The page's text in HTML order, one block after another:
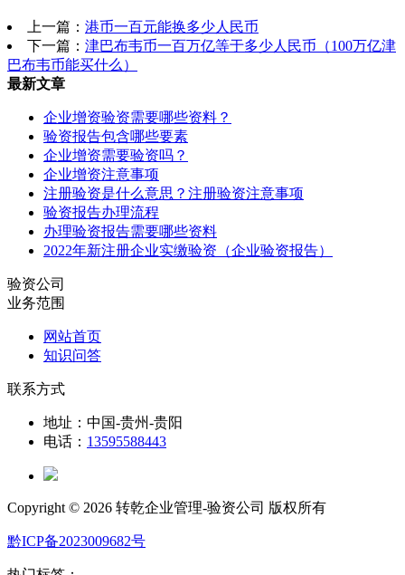
上一篇： 港币一百元能换多少人民币
下一篇： 津巴布韦币一百万亿等于多少人民币（100万亿津
巴布韦币能买什么）
最新文章
企业增资验资需要哪些资料？
验资报告包含哪些要素
企业增资需要验资吗？
企业增资注意事项
注册验资是什么意思？注册验资注意事项
验资报告办理流程
办理验资报告需要哪些资料
2022年新注册企业实缴验资（企业验资报告）
验资公司
业务范围
网站首页
知识问答
联系方式
地址：中国-贵州-贵阳
电话： 13595588443
Copyright © 2026 转乾企业管理-验资公司 版权所有
黔ICP备2023009682号